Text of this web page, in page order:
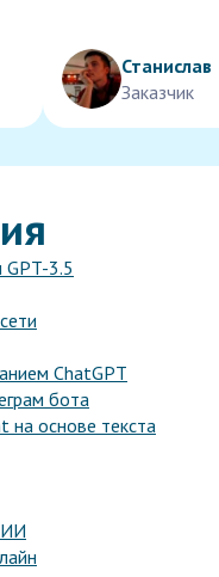
Станислав
Заказчик
GPT-3.5
ChatGPT
бота
на основе текста
ИИ